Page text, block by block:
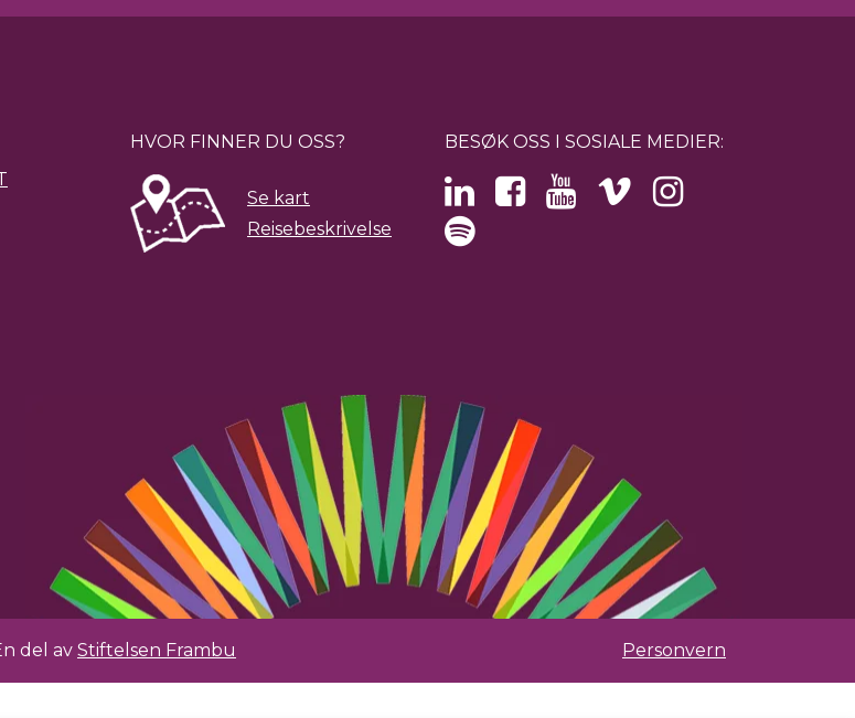
HVOR FINNER DU OSS?
Se kart
Reisebeskrivelse
BESØK OSS I SOSIALE MEDIER:
del av Stiftelsen Frambu Personvern